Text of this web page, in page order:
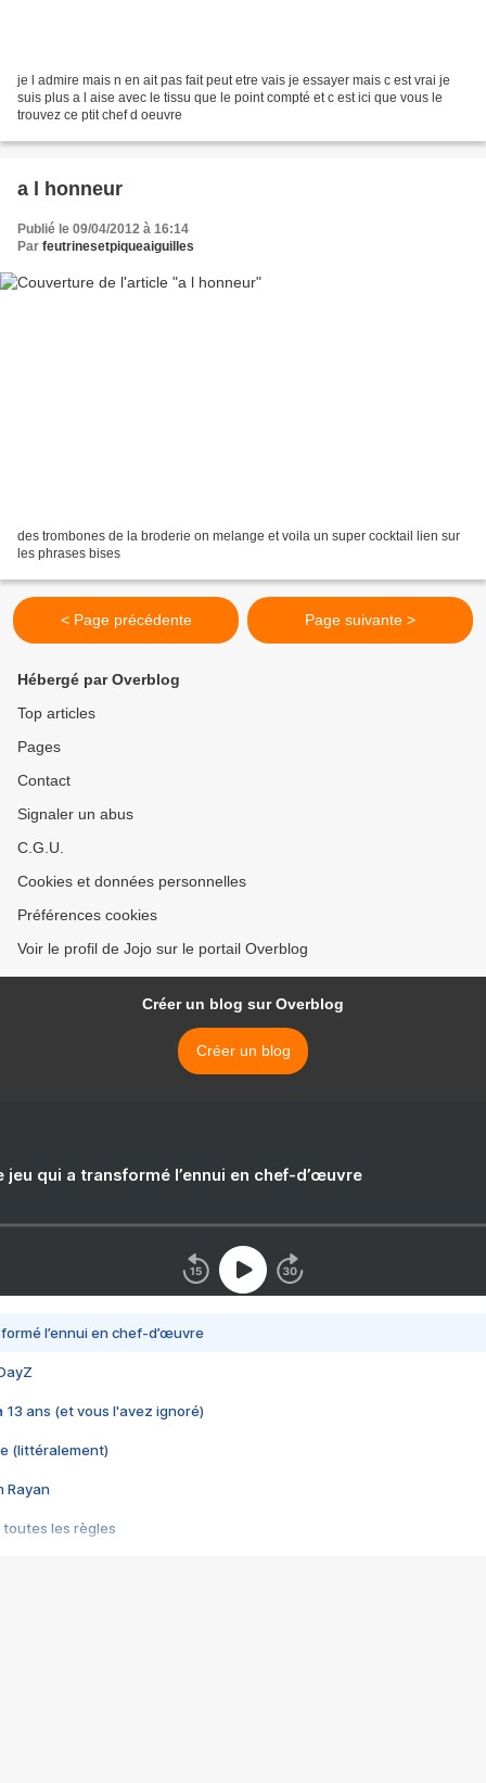
je l admire mais n en ait pas fait peut etre vais je essayer mais c est vrai je
suis plus a l aise avec le tissu que le point compté et c est ici que vous le
trouvez ce ptit chef d oeuvre
a l honneur
Publié le 09/04/2012 à 16:14
Par feutrinesetpiqueaiguilles
des trombones de la broderie on melange et voila un super cocktail lien sur
les phrases bises
< Page précédente Page suivante >
Hébergé par Overblog
Top articles
Pages
Contact
Signaler un abus
C.G.U.
Cookies et données personnelles
Préférences cookies
Voir le profil de Jojo sur le portail Overblog
Créer un blog sur Overblog
Créer un blog
jeu qui a transformé l’ennui en chef-d’œuvre
l’ennui en chef-d’œuvre
13 ans (et vous l'avez ignoré)
(littéralement)
Rayan
toutes les règles